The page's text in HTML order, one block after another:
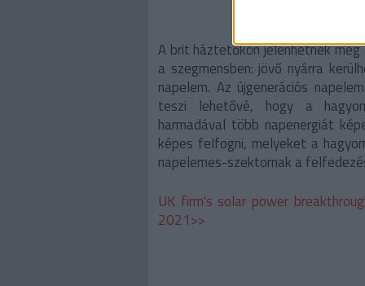
A brit háztetőkön jelenhetnek
a szegmensben: jövő nyárra
napelem. Az újgenerációs
teszi lehetővé, hogy a
harmadával több napenergiát
képes felfogni, melyeket a
napelemes-szektornak a
UK firm's solar power
2021>>